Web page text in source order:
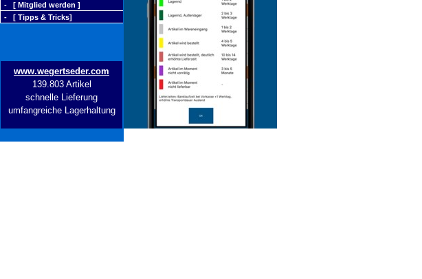
- [ Mitglied werden ]
- [ Tipps & Tricks]
www.wegertseder.com
139.803 Artikel
schnelle Lieferung
umfangreiche Lagerhaltung